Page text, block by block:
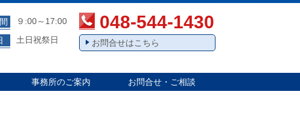
９:00～17:00
土日祝祭日
048-544-1430
お問合せはこちら
事務所のご案内 お問合せ・ご相談